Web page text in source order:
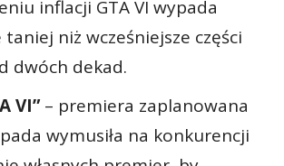
inflacji GTA VI wypada
niż wcześniejsze części
dwóch dekad.
VI”– premiera zaplanowana
wymusiła na konkurencji